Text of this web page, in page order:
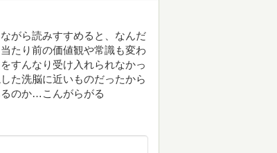
がら読みすすめると、なんだ
たり前の価値観や常識も変わ
すんなり受け入れられなかっ
た洗脳に近いものだったから
のか…こんがらがる